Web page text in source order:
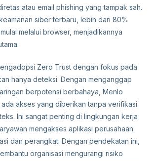
atau email phishing yang tampak sah.
siber terbaru, lebih dari 80%
melalui browser, menjadikannya
Zero Trust dengan fokus pada
hanya deteksi. Dengan menganggap
berpotensi berbahaya, Menlo
ada akses yang diberikan tanpa verifikasi
Ini sangat penting di lingkungan kerja
mengakses aplikasi perusahaan
dan perangkat. Dengan pendekatan ini,
organisasi mengurangi risiko